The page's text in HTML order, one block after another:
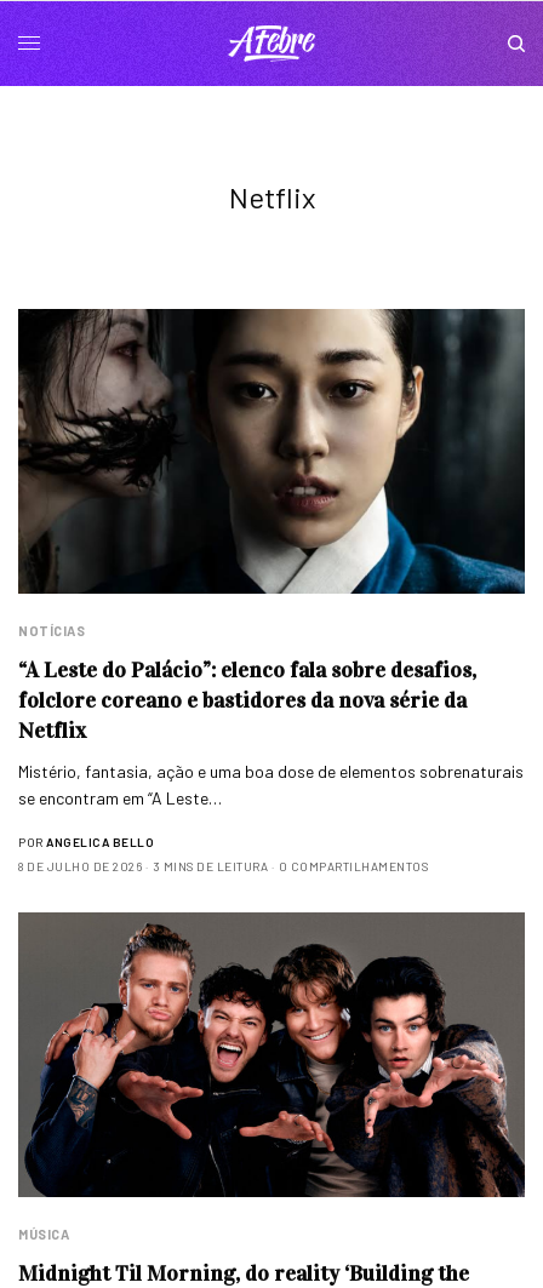
Netflix
NOTÍCIAS
“A Leste do Palácio”: elenco fala sobre desafios,
folclore coreano e bastidores da nova série da
Netflix
Mistério, fantasia, ação e uma boa dose de elementos sobrenaturais
se encontram em “A Leste…
POR ANGELICA BELLO
8 DE JULHO DE 2026
3 MINS DE LEITURA 0 COMPARTILHAMENTOS
MÚSICA
Midnight Til Morning, do reality ‘Building the